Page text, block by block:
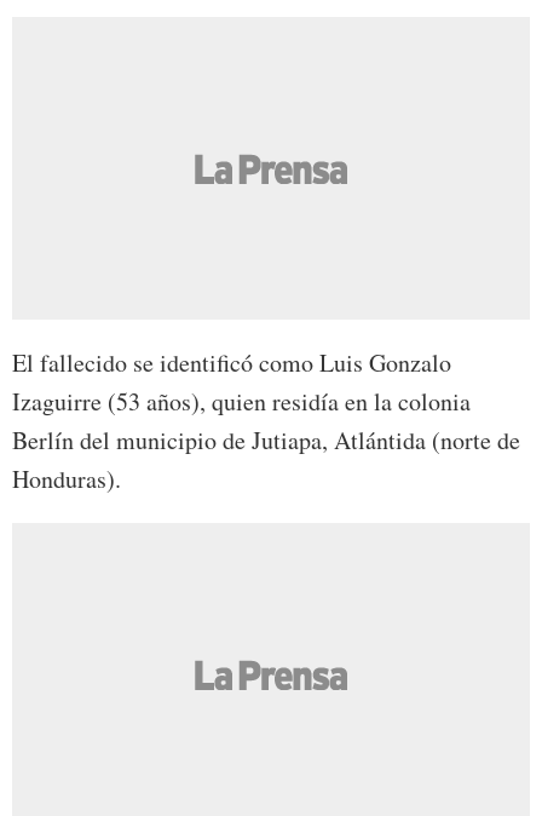
El fallecido se identificó como Luis Gonzalo
Izaguirre (53 años), quien residía en la colonia
Berlín del municipio de Jutiapa, Atlántida (norte de
Honduras).